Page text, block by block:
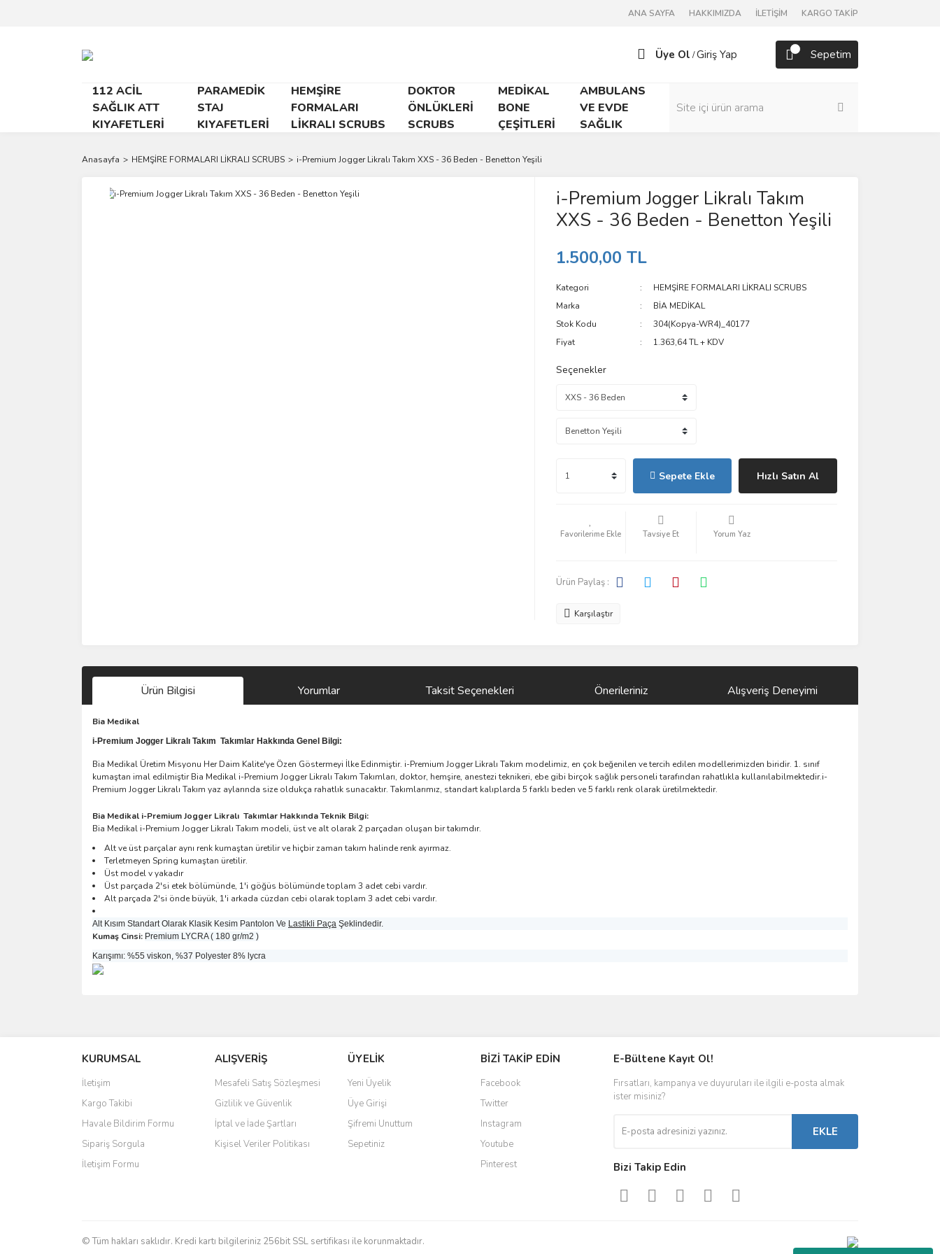
ANA SAYFA HAKKIMIZDA İLETİŞİM KARGO TAKİP
Üye Ol /Giriş Yap Sepetim
112 ACİL
SAĞLIK ATT
KIYAFETLERİ
PARAMEDİK
STAJ
KIYAFETLERİ
HEMŞİRE
FORMALARI
LİKRALI SCRUBS
DOKTOR
ÖNLÜKLERİ
SCRUBS
MEDİKAL
BONE
ÇEŞİTLERİ
AMBULANS
VE EVDE
SAĞLIK
Anasayfa HEMŞİRE FORMALARI LİKRALI SCRUBS i-Premium Jogger Likralı Takım XXS - 36 Beden - Benetton Yeşili
i-Premium Jogger Likralı Takım
XXS - 36 Beden - Benetton Yeşili
1.500,00 TL
Kategori
HEMŞİRE FORMALARI LİKRALI SCRUBS
Marka
BİA MEDİKAL
Stok Kodu
304(Kopya-WR4)_40177
Fiyat
1.363,64 TL + KDV
Seçenekler
Sepete Ekle Hızlı Satın Al
Tavsiye Et Yorum Yaz
Ürün Paylaş :
Karşılaştır
Ürün Bilgisi Yorumlar Taksit Seçenekleri Önerileriniz Alışveriş Deneyimi
Bia Medikal
i-Premium Jogger Likralı Takım Takımlar Hakkında Genel Bilgi:
Bia Medikal Üretim Misyonu Her Daim Kalite'ye Özen Göstermeyi İlke Edinmiştir. i-Premium Jogger Likralı Takım modelimiz, en çok beğenilen ve tercih edilen modellerimizden biridir. 1. sınıf
kumaştan imal edilmiştir Bia Medikal i-Premium Jogger Likralı Takım Takımları, doktor, hemşire, anestezi teknikeri, ebe gibi birçok sağlık personeli tarafından rahatlıkla kullanılabilmektedir.i-
Premium Jogger Likralı Takım yaz aylarında size oldukça rahatlık sunacaktır. Takımlarımız, standart kalıplarda 5 farklı beden ve 5 farklı renk olarak üretilmektedir.
Bia Medikal i-Premium Jogger Likralı Takımlar Hakkında Teknik Bilgi:
Bia Medikal i-Premium Jogger Likralı Takım modeli, üst ve alt olarak 2 parçadan oluşan bir takımdır.
Alt ve üst parçalar aynı renk kumaştan üretilir ve hiçbir zaman takım halinde renk ayırmaz.
Terletmeyen Spring kumaştan üretilir.
Üst model v yakadır
Üst parçada 2'si etek bölümünde, 1'i göğüs bölümünde toplam 3 adet cebi vardır.
Alt parçada 2'si önde büyük, 1'i arkada cüzdan cebi olarak toplam 3 adet cebi vardır.
Alt Kısım Standart Olarak Klasik Kesim Pantolon Ve Lastikli Paça Şeklindedir.
Kumaş Cinsi: Premium LYCRA ( 180 gr/m2 )
Karışımı: %55 viskon, %37 Polyester 8% lycra
Ürün resmi kalitesiz, bozuk veya görüntülenemiyor.
Ürün açıklamasında eksik bilgiler bulunuyor.
Ürün bilgilerinde hatalar bulunuyor.
Ürün fiyatı diğer sitelerden daha pahalı.
Bu ürüne benzer farklı alternatifler olmalı.
Deneyimini Paylaş
KURUMSAL
İletişim
Kargo Takibi
Havale Bildirim Formu
Sipariş Sorgula
İletişim Formu
ALIŞVERİŞ
Mesafeli Satış Sözleşmesi
Gizlilik ve Güvenlik
İptal ve İade Şartları
Kişisel Veriler Politikası
ÜYELİK
Yeni Üyelik
Üye Girişi
Şifremi Unuttum
Sepetiniz
BİZİ TAKİP EDİN
Facebook
Twitter
Instagram
Youtube
Pinterest
E-Bültene Kayıt Ol!
Fırsatları, kampanya ve duyuruları ile ilgili e-posta almak
ister misiniz?
EKLE
Bizi Takip Edin
© Tüm hakları saklıdır. Kredi kartı bilgileriniz 256bit SSL sertifikası ile korunmaktadır.